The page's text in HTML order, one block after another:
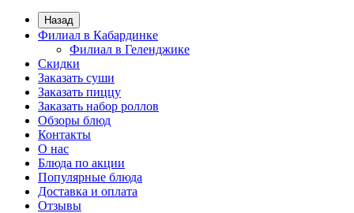
Назад
Филиал в Кабардинке
Филиал в Геленджике
Скидки
Заказать суши
Заказать пиццу
Заказать набор роллов
Обзоры блюд
Контакты
О нас
Блюда по акции
Популярные блюда
Доставка и оплата
Отзывы